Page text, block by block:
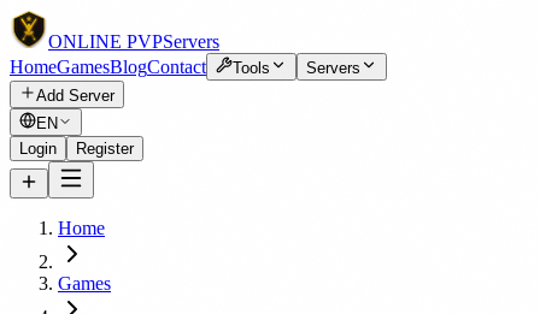
ONLINE PVPServers
HomeGamesBlogContact Tools
Servers
Add Server
EN
Login
Register
Home
Games